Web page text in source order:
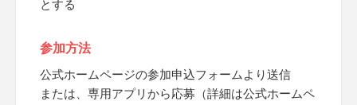
とする
参加方法
公式ホームページの参加申込フォームより送信
または、専用アプリから応募（詳細は公式ホームペ